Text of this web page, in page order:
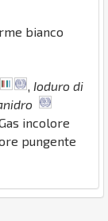
bianco
, Ioduro di
incolore
pungente